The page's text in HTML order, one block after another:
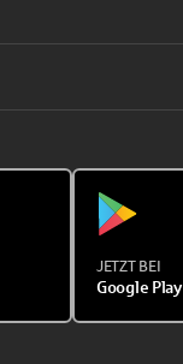
JETZT BEI
Google Play